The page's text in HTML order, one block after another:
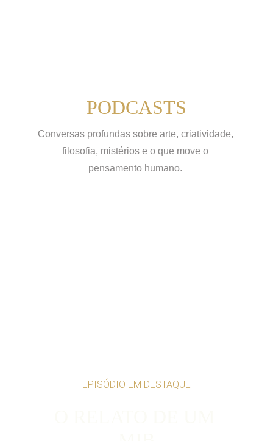
PODCASTS
Conversas profundas sobre arte, criatividade,
filosofia, mistérios e o que move o
pensamento humano.
EPISÓDIO EM DESTAQUE